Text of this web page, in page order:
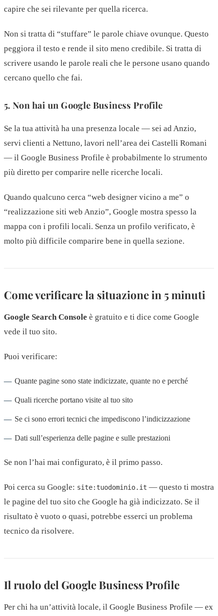
capire che sei rilevante per quella ricerca.
Non si tratta di “stuffare” le parole chiave ovunque. Questo
peggiora il testo e rende il sito meno credibile. Si tratta di
scrivere usando le parole reali che le persone usano quando
cercano quello che fai.
5. Non hai un Google Business Profile
Se la tua attività ha una presenza locale — sei ad Anzio,
servi clienti a Nettuno, lavori nell’area dei Castelli Romani
— il Google Business Profile è probabilmente lo strumento
più diretto per comparire nelle ricerche locali.
Quando qualcuno cerca “web designer vicino a me” o
“realizzazione siti web Anzio”, Google mostra spesso la
mappa con i profili locali. Senza un profilo verificato, è
molto più difficile comparire bene in quella sezione.
Come verificare la situazione in 5 minuti
Google Search Console è gratuito e ti dice come Google
vede il tuo sito.
Puoi verificare:
Quante pagine sono state indicizzate, quante no e perché
Quali ricerche portano visite al tuo sito
Se ci sono errori tecnici che impediscono l’indicizzazione
Dati sull’esperienza delle pagine e sulle prestazioni
Se non l’hai mai configurato, è il primo passo.
Poi cerca su Google: site:tuodominio.it — questo ti mostra
le pagine del tuo sito che Google ha già indicizzato. Se il
risultato è vuoto o quasi, potrebbe esserci un problema
tecnico da risolvere.
Il ruolo del Google Business Profile
Per chi ha un’attività locale, il Google Business Profile — ex